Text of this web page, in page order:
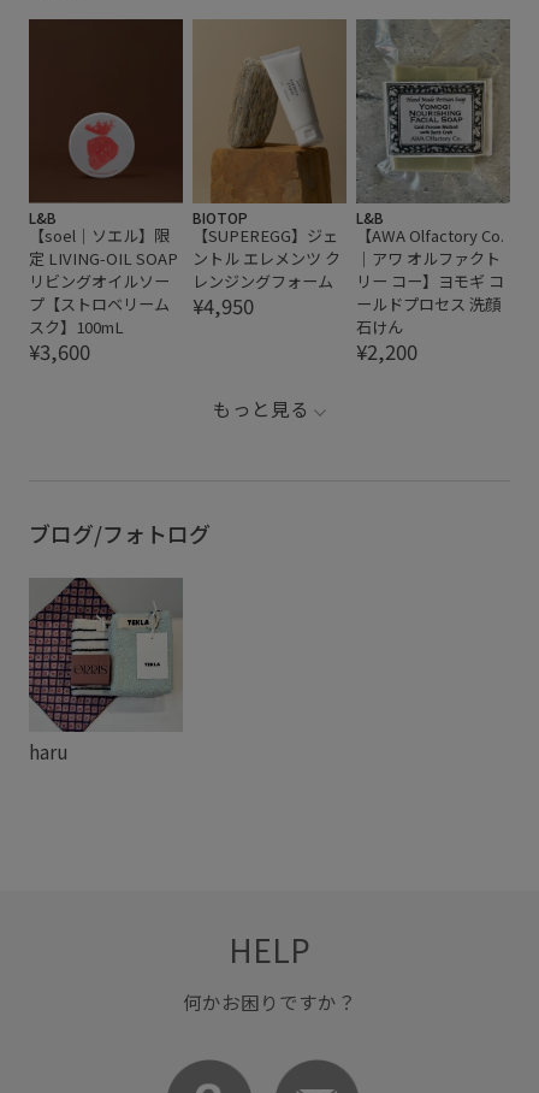
L&B
【soel｜ソエル】限
定 LIVING-OIL SOAP
リビングオイルソー
プ【ストロベリーム
スク】100mL
¥3,600
BIOTOP
【SUPEREGG】ジェ
ントル エレメンツ ク
レンジングフォーム
¥4,950
L&B
【AWA Olfactory Co.
｜アワ オルファクト
リー コー】ヨモギ コ
ールドプロセス 洗顔
石けん
¥2,200
もっと見る
ブログ/フォトログ
haru
HELP
何かお困りですか？